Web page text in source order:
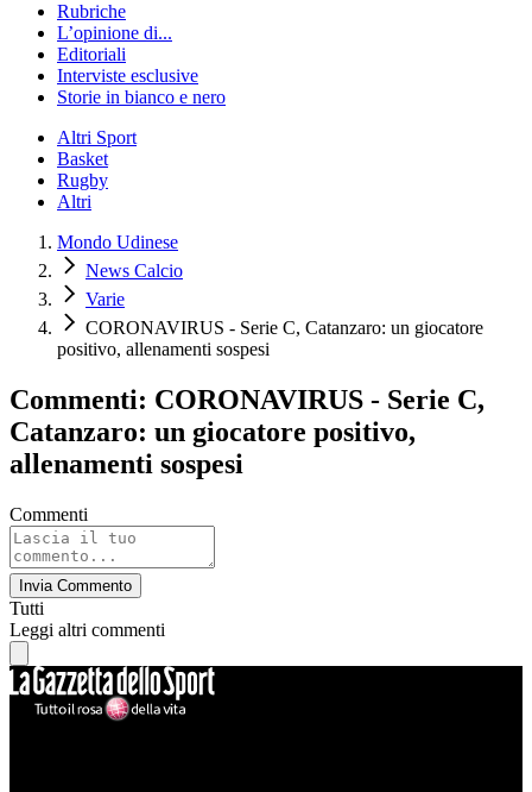
Rubriche
L’opinione di...
Editoriali
Interviste esclusive
Storie in bianco e nero
Altri Sport
Basket
Rugby
Altri
Mondo Udinese
News Calcio
Varie
CORONAVIRUS - Serie C, Catanzaro: un giocatore
positivo, allenamenti sospesi
Commenti: CORONAVIRUS - Serie C,
Catanzaro: un giocatore positivo,
allenamenti sospesi
Commenti
Invia Commento
Tutti
Leggi altri commenti